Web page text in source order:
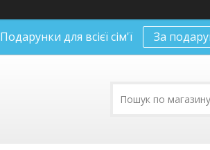
Подарунки для всієї сім'ї За